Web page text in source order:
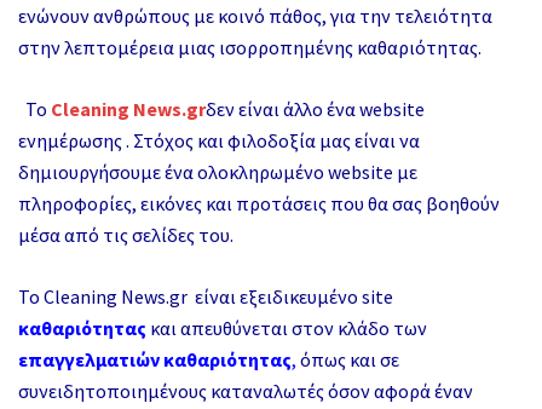
ενώνουν ανθρώπους με κοινό πάθος, για την τελειότητα
στην λεπτομέρεια μιας ισορροπημένης καθαριότητας.
Το Cleaning News.grδεν είναι άλλο ένα website
ενημέρωσης . Στόχος και φιλοδοξία μας είναι να
δημιουργήσουμε ένα ολοκληρωμένο website με
πληροφορίες, εικόνες και προτάσεις που θα σας βοηθούν
μέσα από τις σελίδες του.
Το Cleaning News.gr είναι εξειδικευμένο site
καθαριότητας και απευθύνεται στον κλάδο των
επαγγελματιών καθαριότητας, όπως και σε
συνειδητοποιημένους καταναλωτές όσον αφορά έναν